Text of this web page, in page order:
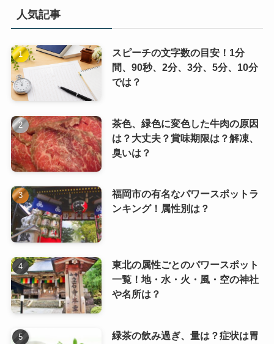
人気記事
スピーチの文字数の目安！1分
間、90秒、2分、3分、5分、10分
では？
茶色、緑色に変色した牛肉の原因
は？大丈夫？賞味期限は？解凍、
臭いは？
福岡市の有名なパワースポットラ
ンキング！属性別は？
東北の属性ごとのパワースポット
一覧！地・水・火・風・空の神社
や名所は？
緑茶の飲み過ぎ、量は？症状は胃